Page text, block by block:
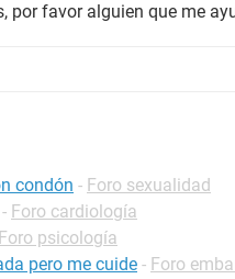
por favor alguien que me
condón - Foro sexualidad
- Foro cardiología
Foro psicología
pero me cuide - Foro